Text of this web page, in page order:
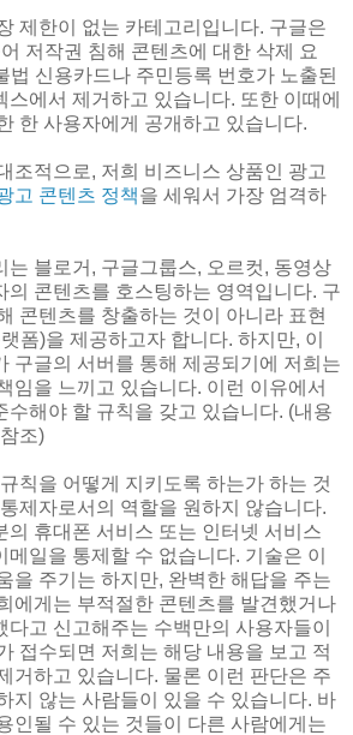
제한이 없는 카테고리입니다. 구글은
저작권 침해 콘텐츠에 대한 삭제 요
법 신용카드나 주민등록 번호가 노출된
스에서 제거하고 있습니다. 또한 이때에
한 사용자에게 공개하고 있습니다.
조적으로, 저희 비즈니스 상품인 광고
고 콘텐츠 정책을 세워서 가장 엄격하
는 블로거, 구글그룹스, 오르컷, 동영상
의 콘텐츠를 호스팅하는 영역입니다. 구
콘텐츠를 창출하는 것이 아니라 표현
폼)을 제공하고자 합니다. 하지만, 이
구글의 서버를 통해 제공되기에 저희는
임을 느끼고 있습니다. 이런 이유에서
수해야 할 규칙을 갖고 있습니다. (내용
참조)
칙을 어떻게 지키도록 하는가 하는 것
제자로서의 역할을 원하지 않습니다.
의 휴대폰 서비스 또는 인터넷 서비스
일을 통제할 수 없습니다. 기술은 이
을 주기는 하지만, 완벽한 해답을 주는
에게는 부적절한 콘텐츠를 발견했거나
다고 신고해주는 수백만의 사용자들이
접수되면 저희는 해당 내용을 보고 적
거하고 있습니다. 물론 이런 판단은 주
지 않는 사람들이 있을 수 있습니다. 바
인될 수 있는 것들이 다른 사람에게는